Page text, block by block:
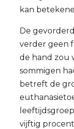
kan
De
verder geen
de hand zou
sommigen
betreft de
vijftig